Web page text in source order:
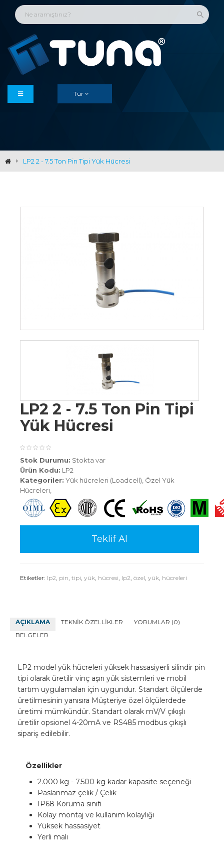
Tür
LP2 2 - 7.5 Ton Pin Tipi Yük Hücresi
LP2 2 - 7.5 Ton Pin Tipi
Yük Hücresi
Stok Durumu: Stokta var
Ürün Kodu: LP2
Kategoriler: Yük hücreleri (Loadcell), Özel Yük
Hücreleri,
Teklif Al
Etiketler: lp2, pin, tipi, yük, hücresi, lp2, özel, yük, hücreleri
AÇIKLAMA TEKNIK ÖZELLIKLER
YORUMLAR (0)
BELGELER
LP2 model yük hücreleri yüksek hassasiyerli silindir pin
tipi olarak üretilir vinç aşırı yük sistemleri ve mobil
tartım uygulamaları için uygundur. Standart ölçülerde
üretilmesinin yanısıra Müşteriye özel ölçülerdede
üretimi mümkündür. Standart olarak mV/V çıkışlı
üretilir opsionel 4-20mA ve RS485 modbus çıkışlı
sipariş edilebilir.
Özellikler
2.000 kg - 7.500 kg kadar kapasite seçeneği
Paslanmaz çelik / Çelik
IP68 Koruma sınıfı
Kolay montaj ve kullanım kolaylığı
Yüksek hassasiyet
Yerli malı